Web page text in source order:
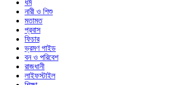
ধর্ম
নারী ও শিশু
মতামত
প্রবাস
ফিচার
ভ্রমণ গাইড
বন ও পরিবেশ
রাজধানী
লাইফস্টাইল